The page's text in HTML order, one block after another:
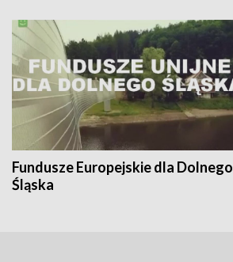
Fundusze Europejskie dla Dolnego
Śląska